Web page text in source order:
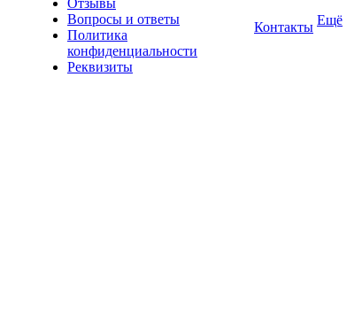
Отзывы
Вопросы и ответы
Политика
конфиденциальности
Реквизиты
Контакты Ещё